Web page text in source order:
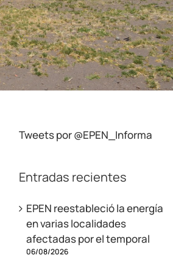
Tweets por @EPEN_Informa
Entradas recientes
EPEN reestableció la energía
en varias localidades
afectadas por el temporal
06/08/2026